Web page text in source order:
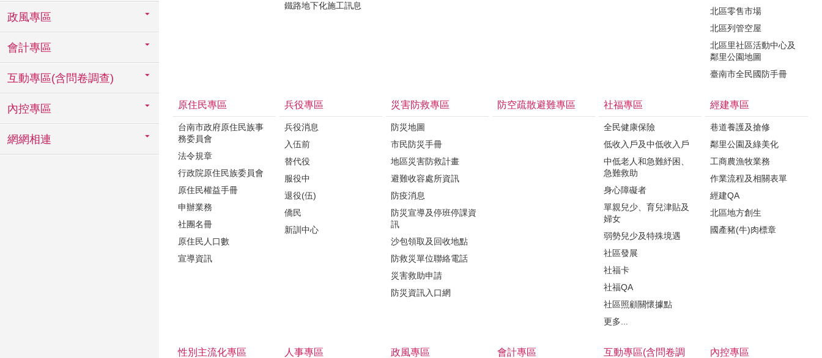
政風專區
會計專區
互動專區(含問卷調查)
內控專區
網網相連
鐵路地下化施工訊息
北區零售市場
北區列管空屋
北區里社區活動中心及
鄰里公園地圖
臺南市全民國防手冊
原住民專區
台南市政府原住民族事
務委員會
法令規章
行政院原住民族委員會
原住民權益手冊
申辦業務
社團名冊
原住民人口數
宣導資訊
兵役專區
兵役消息
入伍前
替代役
服役中
退役(伍)
僑民
新訓中心
災害防救專區
防災地圖
市民防災手冊
地區災害防救計畫
避難收容處所資訊
防疫消息
防災宣導及停班停課資
訊
沙包領取及回收地點
防救災單位聯絡電話
災害救助申請
防災資訊入口網
防空疏散避難專區 社福專區
全民健康保險
低收入戶及中低收入戶
中低老人和急難紓困、
急難救助
身心障礙者
單親兒少、育兒津貼及
婦女
弱勢兒少及特殊境遇
社區發展
社福卡
社福QA
社區照顧關懷據點
更多...
經建專區
巷道養護及搶修
鄰里公園及綠美化
工商農漁牧業務
作業流程及相關表單
經建QA
北區地方創生
國產豬(牛)肉標章
性別主流化專區 人事專區 政風專區 會計專區
互動專區(含問卷調
內控專區